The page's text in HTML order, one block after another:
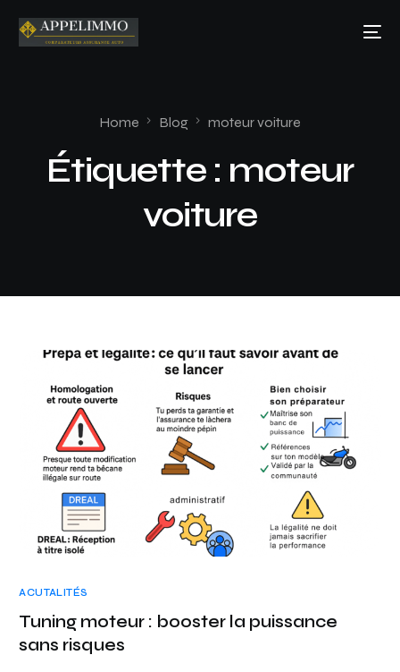
Home Blog moteur voiture
Étiquette : moteur
voiture
ACUTALITÉS
Tuning moteur : booster la puissance
sans risques